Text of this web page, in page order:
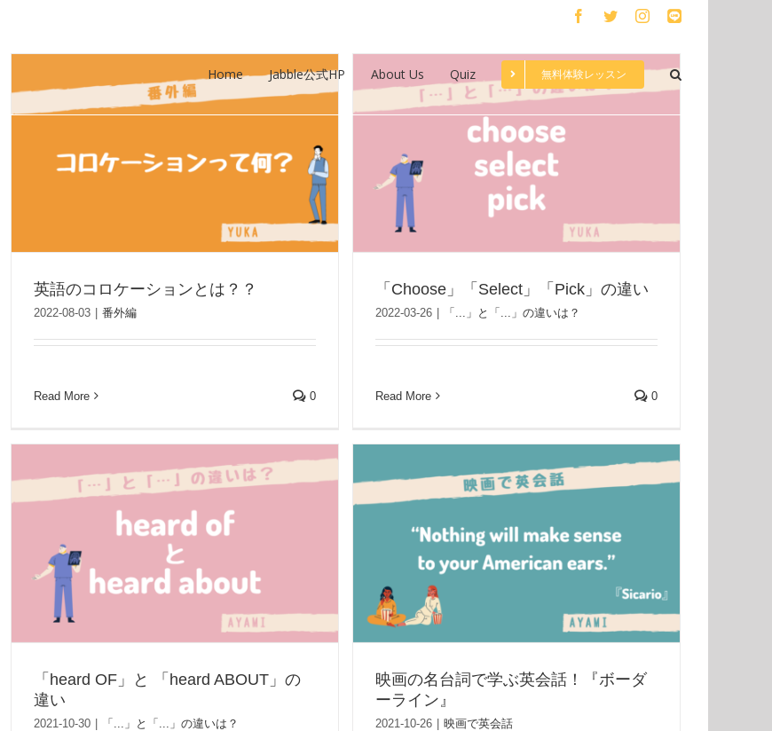
Facebook
TwitterInstagram
LINE
Home Jabble公式HP About Us Quiz 無料体験レッスン
英語のコロケーションとは？？
2022-08-03 | 番外編
Read More 0
「Choose」「Select」「Pick」の違い
2022-03-26 | 「...」と「...」の違いは？
Read More 0
「heard OF」と 「heard ABOUT」の
違い
2021-10-30 | 「...」と「...」の違いは？
映画の名台詞で学ぶ英会話！『ボーダ
ーライン』
2021-10-26 | 映画で英会話